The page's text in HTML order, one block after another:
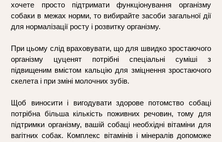
хочете просто підтримати функціонування організму
собаки в межах норми, то вибирайте засоби загальної дії
для нормалізації росту і розвитку організму.
При цьому слід враховувати, що для швидко зростаючого
організму цуценят потрібні спеціальні суміші з
підвищеним вмістом кальцію для зміцнення зростаючого
скелета і при зміні молочних зубів.
Щоб виносити і вигодувати здорове потомство собаці
потрібна більша кількість поживних речовин, тому для
підтримки організму, вашій собаці необхідні вітаміни для
вагітних собак. Комплекс вітамінів і мінералів допоможе